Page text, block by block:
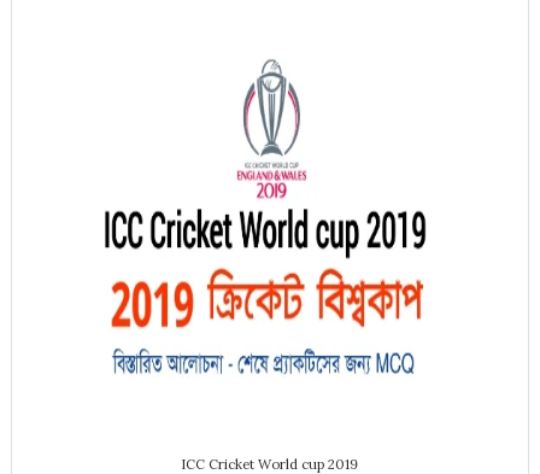
ICC Cricket World cup 2019